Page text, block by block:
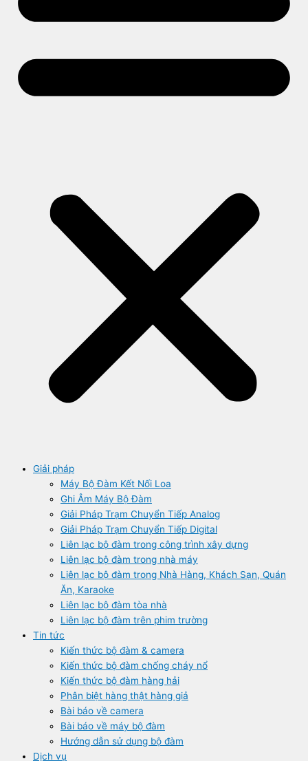
Giải pháp
Máy Bộ Đàm Kết Nối Loa
Ghi Âm Máy Bộ Đàm
Giải Pháp Trạm Chuyển Tiếp Analog
Giải Pháp Trạm Chuyển Tiếp Digital
Liên lạc bộ đàm trong công trình xây dựng
Liên lạc bộ đàm trong nhà máy
Liên lạc bộ đàm trong Nhà Hàng, Khách Sạn, Quán
Ăn, Karaoke
Liên lạc bộ đàm tòa nhà
Liên lạc bộ đàm trên phim trường
Tin tức
Kiến thức bộ đàm & camera
Kiến thức bộ đàm chống cháy nổ
Kiến thức bộ đàm hàng hải
Phân biệt hàng thật hàng giả
Bài báo về camera
Bài báo về máy bộ đàm
Hướng dẫn sử dụng bộ đàm
Dịch vụ